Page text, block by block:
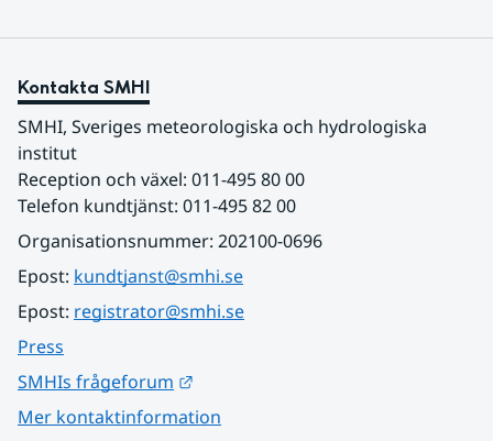
Kontakta SMHI
SMHI, Sveriges meteorologiska och hydrologiska
institut
Reception och växel: 011-495 80 00
Telefon kundtjänst: 011-495 82 00
Organisationsnummer: 202100-0696
Epost: kundtjanst@smhi.se
Epost: registrator@smhi.se
Press
SMHIs frågeforum
Mer kontaktinformation